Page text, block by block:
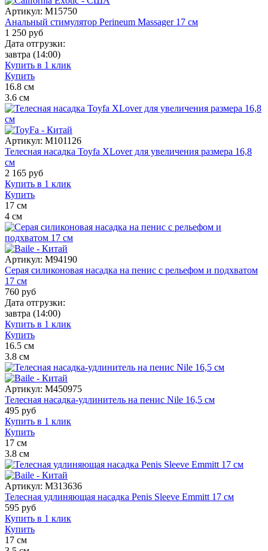
Артикул: M15750
Анальный стимулятор Perineum Massager 17 см
1 250 руб
Дата отгрузки:
завтра (14:00)
Купить в 1 клик
Купить
16.8 см
3.6 см
Артикул: M101126
Телесная насадка Toyfa XLover для увеличения размера 16,8
см
2 165 руб
Купить в 1 клик
Купить
17 см
4 см
Артикул: M94190
Серая силиконовая насадка на пенис с рельефом и подхватом
17 см
760 руб
Дата отгрузки:
завтра (14:00)
Купить в 1 клик
Купить
16.5 см
3.8 см
Артикул: M450975
Телесная насадка-удлинитель на пенис Nile 16,5 см
495 руб
Купить в 1 клик
Купить
17 см
3.8 см
Артикул: M313636
Телесная удлиняющая насадка Penis Sleeve Emmitt 17 см
595 руб
Купить в 1 клик
Купить
17 см